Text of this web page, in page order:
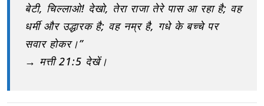
बेटी, चिल्लाओ! देखो, तेरा राजा तेरे पास आ रहा है; वह
धर्मी और उद्धारक है; वह नम्र है, गधे के बच्चे पर
सवार होकर।”
→ मत्ती 21:5 देखें।